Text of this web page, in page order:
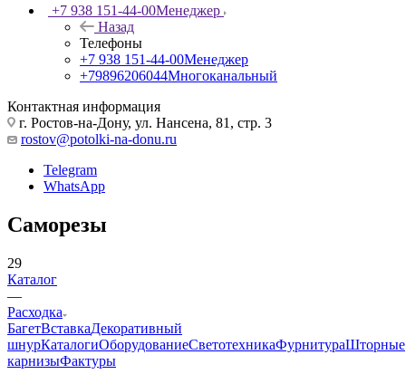
+7 938 151-44-00Менеджер
Назад
Телефоны
+7 938 151-44-00Менеджер
+79896206044Многоканальный
Контактная информация
г. Ростов-на-Дону, ул. Нансена, 81, стр. 3
rostov@potolki-na-donu.ru
Telegram
WhatsApp
Саморезы
29
Каталог
—
Расходка
БагетВставкаДекоративный
шнурКаталогиОборудованиеСветотехникаФурнитураШторные
карнизыФактуры